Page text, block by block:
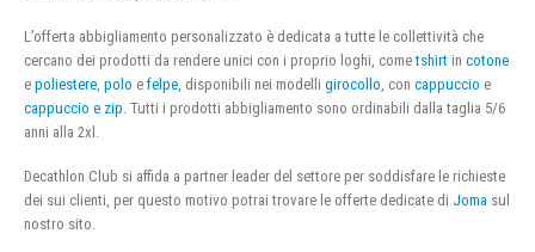
L’offerta abbigliamento personalizzato è dedicata a tutte le collettività che
cercano dei prodotti da rendere unici con i proprio loghi, cometshirt in cotone
e poliestere polo e felpe , disponibili nei modelli girocollo , con cappuccio e
cappuccio e zip . Tutti i prodotti abbigliamento sono ordinabili dalla taglia 5/6
anni alla 2xl.
Decathlon Club si affida a partner leader del settore per soddisfare le richieste
dei sui clienti, per questo motivo potrai trovare le offerte dedicate di Joma sul
nostro sito.